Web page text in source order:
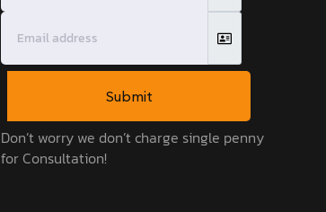
Submit
Don’t worry we don’t charge single penny
for Consultation!